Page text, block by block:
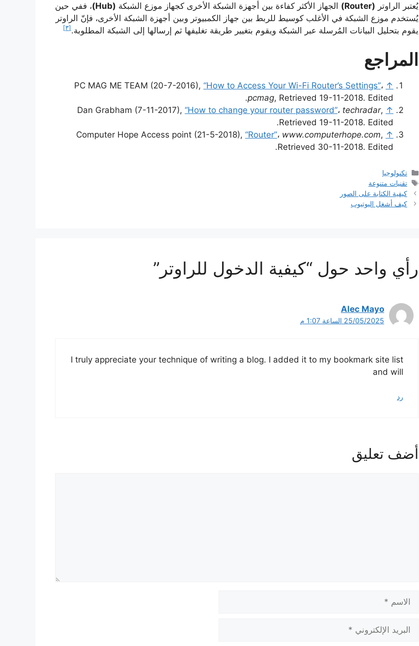
يُعتبر الراوتر (Router) الجهاز الأكثر كفاءة بين أجهزة الشبكة الأخرى كجهاز موزع الشبكة (Hub)
، ففي حين
يُستخدم موزع الشبكة في الأغلب كوسيط للربط بين جهاز الكمبيوتر وبين أجهزة الشبكة الأخرى، فإنّ الراوتر
يقوم بتحليل البيانات المُرسلة عبر الشبكة ويقوم بتغيير طريقة تغليفها ثم إرسالها إلى الشبكة المطلوبة. [٣]
المراجع
↑
PC MAG ME TEAM (20-7-2016), “How to Access Your Wi-Fi Router’s Settings”،
pcmag, Retrieved 19-11-2018. Edited.
↑
Dan Grabham (7-11-2017), “How to change your router password”، techradar,
Retrieved 19-11-2018. Edited.
↑
Computer Hope Access point (21-5-2018), “Router”، www.computerhope.com,
Retrieved 30-11-2018. Edited.
التصنيفات
تكنولوجيا
الوسوم
تقنيات متنوعة
كيفية الكتابة على الصور
كيف أشغل اليوتيوب
رأي واحد حول “كيفية الدخول للراوتر”
Alec Mayo
25/05/2025 الساعة 1:07 م
I truly appreciate your technique of writing a blog. I added it to my bookmark site list
and will
رد
أضف تعليق
الإلكتروني